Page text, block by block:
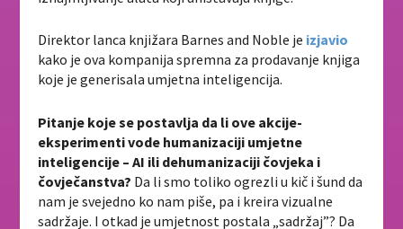
Direktor lanca knjižara Barnes and Noble je izjavio
kako je ova kompanija spremna za prodavanje knjiga
koje je generisala umjetna inteligencija.
Pitanje koje se postavlja da li ove akcije-
eksperimenti vode humanizaciji umjetne
inteligencije – AI ili dehumanizaciji čovjeka i
čovječanstva? Da li smo toliko ogrezli u kič i šund da
nam je svejedno ko nam piše, pa i kreira vizualne
sadržaje. I otkad je umjetnost postala „sadržaj”? Da